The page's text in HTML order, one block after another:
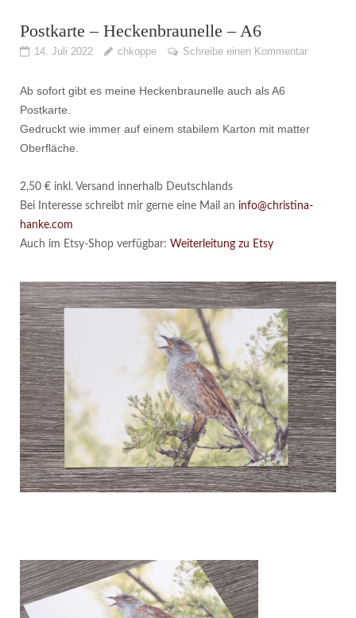
Postkarte – Heckenbraunelle – A6
14. Juli 2022 chkoppe Schreibe einen Kommentar
Ab sofort gibt es meine Heckenbraunelle auch als A6
Postkarte.
Gedruckt wie immer auf einem stabilem Karton mit matter
Oberfläche.
2,50 € inkl. Versand innerhalb Deutschlands
Bei Interesse schreibt mir gerne eine Mail an info@christina-
hanke.com
Auch im Etsy-Shop verfügbar: Weiterleitung zu Etsy